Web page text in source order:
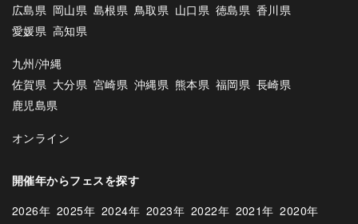
広島県 岡山県 島根県 鳥取県 山口県 徳島県 香川県
愛媛県 高知県
九州/沖縄
佐賀県 大分県 宮崎県 沖縄県 熊本県 福岡県 長崎県
鹿児島県
オンライン
開催年からフェスを探す
2026年 2025年 2024年 2023年 2022年 2021年 2020年